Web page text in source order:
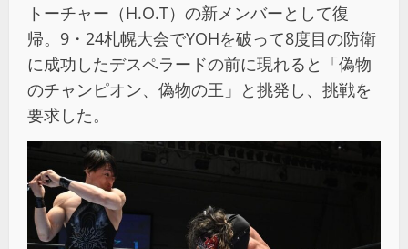
トーチャー（H.O.T）の新メンバーとして復
帰。9・24札幌大会でYOHを破って8度目の防衛
に成功したデスペラードの前に現れると「偽物
のチャンピオン、偽物の王」と挑発し、挑戦を
要求した。